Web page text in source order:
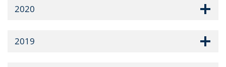
2020
2019